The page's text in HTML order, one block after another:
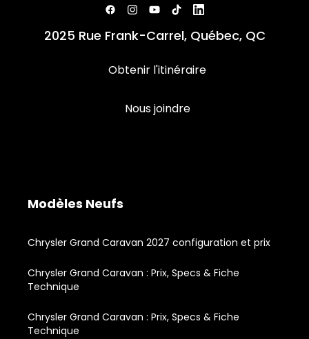
2025 Rue Frank-Carrel, Québec, QC
Obtenir l'itinéraire
Nous joindre
Modèles Neufs
Chrysler Grand Caravan 2027 configuration et prix
Chrysler Grand Caravan : Prix, Specs & Fiche
Technique
Chrysler Grand Caravan : Prix, Specs & Fiche
Technique